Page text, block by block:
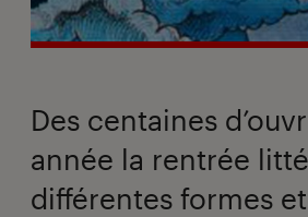
Des centaines
année la rentrée
différentes formes